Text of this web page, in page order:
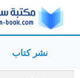
نشر كتاب